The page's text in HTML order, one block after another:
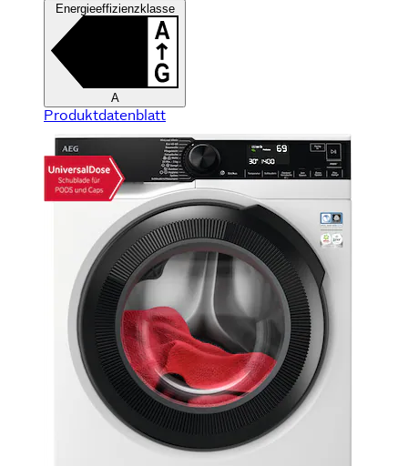
Energieeffizienzklasse
A
Produktdatenblatt